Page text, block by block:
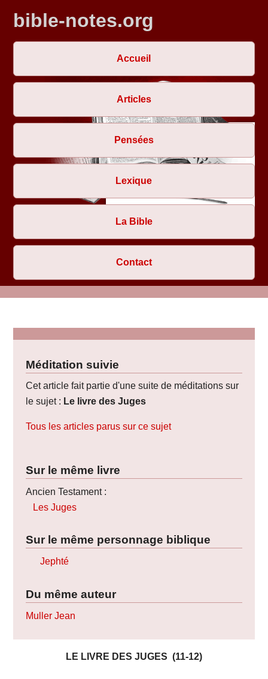
bible-notes.org
Accueil
Articles
Pensées
Lexique
La Bible
Contact
Méditation suivie
Cet article fait partie d'une suite de méditations sur
le sujet : Le livre des Juges
Tous les articles parus sur ce sujet
Sur le même livre
Ancien Testament :
Les Juges
Sur le même personnage biblique
Jephté
Du même auteur
Muller Jean
LE LIVRE DES JUGES (11-12)